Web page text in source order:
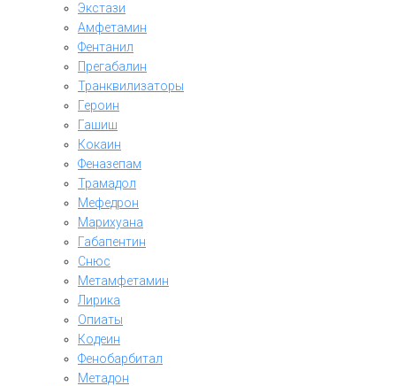
Экстази
Амфетамин
Фентанил
Прегабалин
Транквилизаторы
Героин
Гашиш
Кокаин
Феназепам
Трамадол
Мефедрон
Марихуана
Габапентин
Снюс
Метамфетамин
Лирика
Опиаты
Кодеин
Фенобарбитал
Метадон